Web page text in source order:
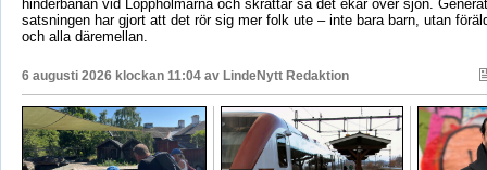
hinderbanan vid Loppholmarna och skrattar så det ekar över sjön.
satsningen har gjort att det rör sig mer folk ute – inte bara barn, utan
och alla däremellan.
6 augusti 2026 klockan 11:04 av LindeNytt Redaktion